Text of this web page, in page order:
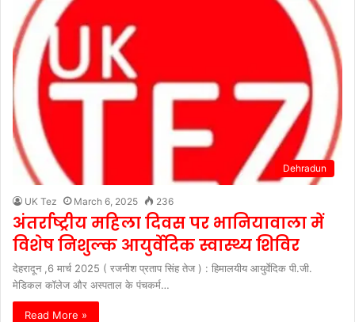
Dehradun
UK Tez March 6, 2025 236
अंतर्राष्ट्रीय महिला दिवस पर भानियावाला में
विशेष निशुल्क आयुर्वेदिक स्वास्थ्य शिविर
देहरादून ,6 मार्च 2025 ( रजनीश प्रताप सिंह तेज ) : हिमालयीय आयुर्वेदिक पी.जी.
मेडिकल कॉलेज और अस्पताल के पंचकर्म…
Read More »